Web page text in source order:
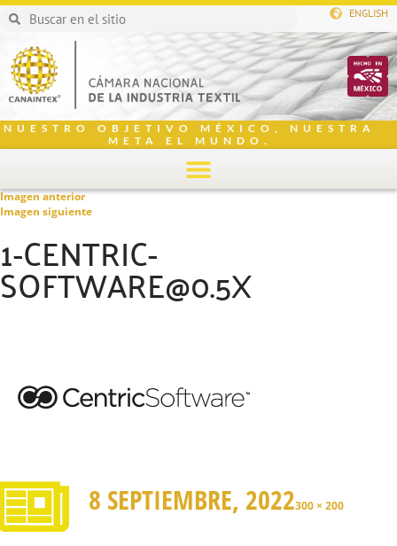
ENGLISH
NUESTRO OBJETIVO MÉXICO, NUESTRA
META EL MUNDO.
Imagen anterior
Imagen siguiente
1-CENTRIC-
SOFTWARE@0.5X
8 SEPTIEMBRE, 2022300 × 200